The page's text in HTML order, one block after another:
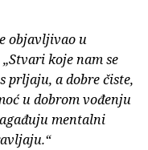
objavljivao u
koje nam se
prljaju, a dobre čiste,
u dobrom vođenju
mentalni